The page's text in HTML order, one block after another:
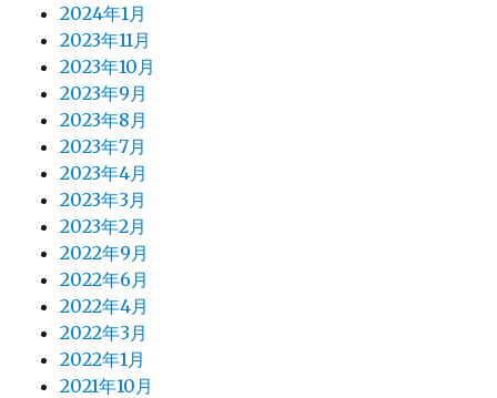
2024年1月
2023年11月
2023年10月
2023年9月
2023年8月
2023年7月
2023年4月
2023年3月
2023年2月
2022年9月
2022年6月
2022年4月
2022年3月
2022年1月
2021年10月